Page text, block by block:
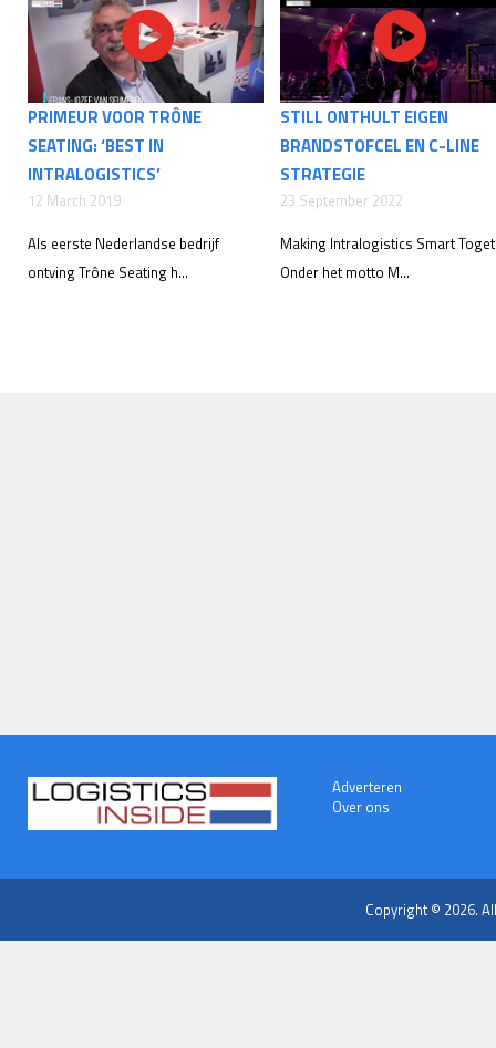
PRIMEUR VOOR TRÔNE
SEATING: ‘BEST IN
INTRALOGISTICS’
12 March 2019
Als eerste Nederlandse bedrijf
ontving Trône Seating h...
STILL ONTHULT EIGEN
BRANDSTOFCEL EN C-LINE
STRATEGIE
23 September 2022
Making Intralogistics Smart
Onder het motto M...
Adverteren
Over ons
Copyright © 2026.